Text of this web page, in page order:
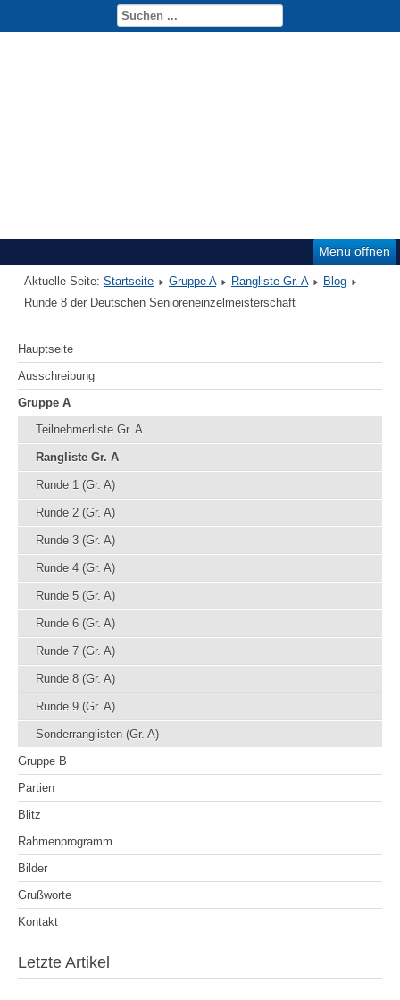
Menü öffnen
Aktuelle Seite: Startseite Gruppe A Rangliste Gr. A
Blog
Runde 8 der Deutschen Senioreneinzelmeisterschaft
Hauptseite
Ausschreibung
Gruppe A
Teilnehmerliste Gr. A
Rangliste Gr. A
Runde 1 (Gr. A)
Runde 2 (Gr. A)
Runde 3 (Gr. A)
Runde 4 (Gr. A)
Runde 5 (Gr. A)
Runde 6 (Gr. A)
Runde 7 (Gr. A)
Runde 8 (Gr. A)
Runde 9 (Gr. A)
Sonderranglisten (Gr. A)
Gruppe B
Partien
Blitz
Rahmenprogramm
Bilder
Grußworte
Kontakt
Letzte Artikel